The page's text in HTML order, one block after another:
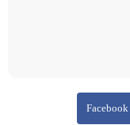
Facebook